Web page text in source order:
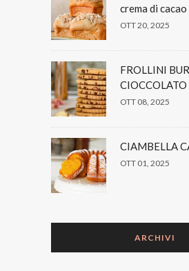
crema di cacao
OTT 20, 2025
FROLLINI
CIOCCOLATO
OTT 08, 2025
CIAMBELLA
OTT 01, 2025
ARCHIVI